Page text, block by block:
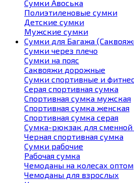
Сумки Авоська
Полиэтиленовые сумки
Детские сумки
Мужские сумки
Сумки для Багажа
Сумки через плечо
Сумки на пояс
Саквояжи дорожные
Сумки спортивные и фитнес
Серая спортивная сумка
Спортивная сумка мужская
Спортивная сумка женская
Спортивная сумка серая
Сумка-рюкзак для сменной
Черная спортивная сумка
Сумки рабочие
Рабочая сумка
Чемоданы на колесах оптом
Чемоданы для взрослых